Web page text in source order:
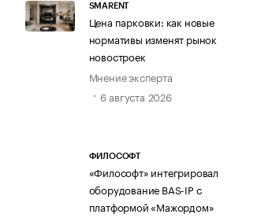
SMARENT
Цена парковки: как новые
нормативы изменят рынок
новостроек
Мнение эксперта
6 августа 2026
ФИЛОСОФТ
«Философт» интегрировал
оборудование BAS-IP с
платформой «Мажордом»